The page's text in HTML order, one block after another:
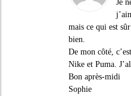
Je
mais ce qui est
bien.
De mon côté,
Nike et Puma.
Bon après-midi
Sophie